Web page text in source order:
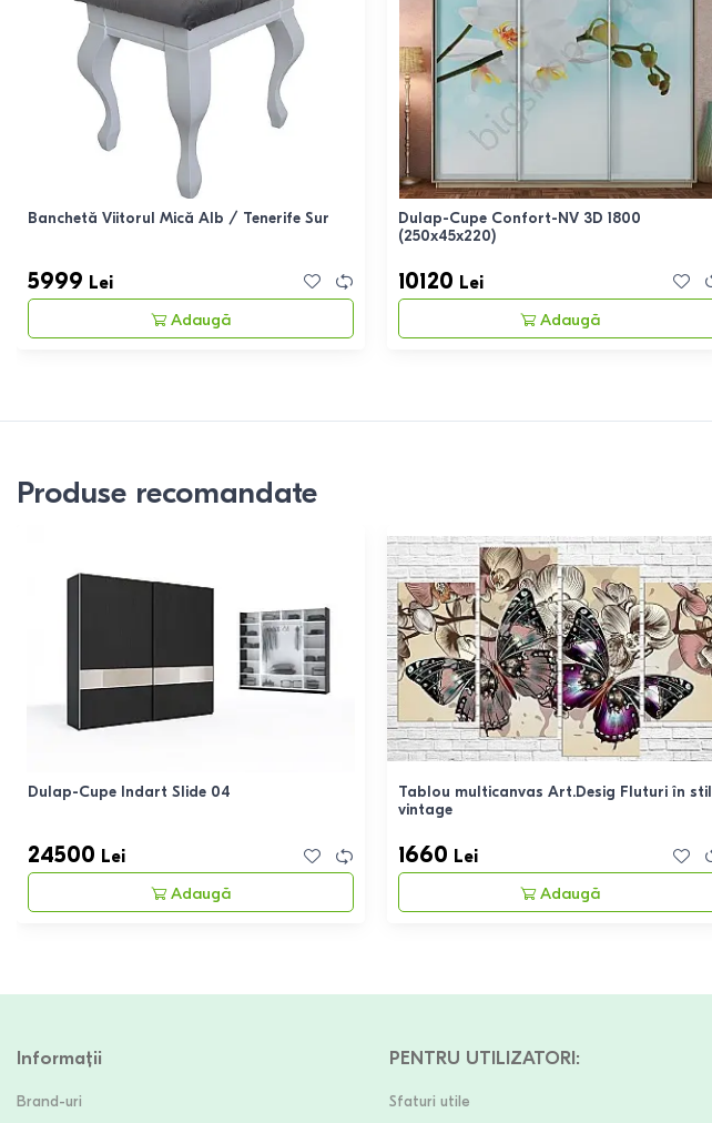
Banchetă Viitorul Mică Alb / Tenerife Sur
5999 Lei
Adaugă
Dulap-Cupe Confort-NV 3D 1800
(250x45x220)
10120 Lei
Adaugă
Produse recomandate
Dulap-Cupe Indart Slide 04
24500 Lei
Adaugă
Tablou multicanvas Art.Desig Fluturi în stil
vintage
1660 Lei
Adaugă
Informații
Brand-uri
PENTRU UTILIZATORI:
Sfaturi utile